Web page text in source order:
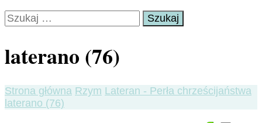
Szukaj:
laterano (76)
Strona główna Rzym Lateran - Perła chrześcijaństwa
laterano (76)